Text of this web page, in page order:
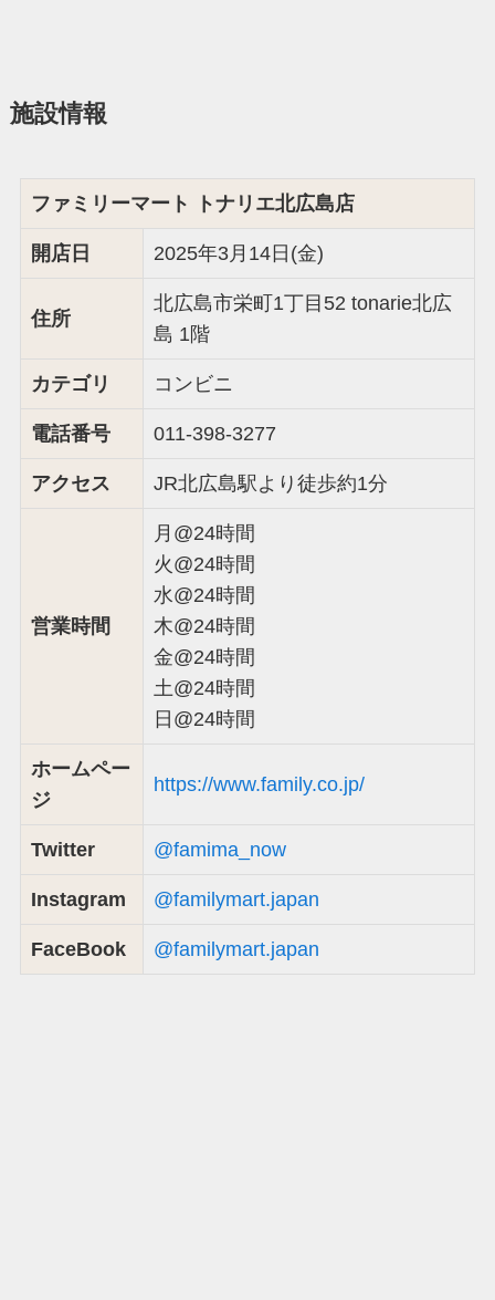
施設情報
ファミリーマート トナリエ北広島店
開店日 2025年3月14日(金)
住所
北広島市栄町1丁目52 tonarie北広
島 1階
カテゴリ コンビニ
電話番号 011-398-3277
アクセス JR北広島駅より徒歩約1分
営業時間
月@24時間
火@24時間
水@24時間
木@24時間
金@24時間
土@24時間
日@24時間
ホームペー
ジ
https://www.family.co.jp/
Twitter @famima_now
Instagram @familymart.japan
FaceBook @familymart.japan